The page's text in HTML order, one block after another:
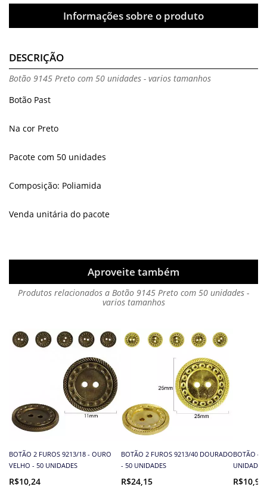
Informações sobre o produto
DESCRIÇÃO
Botão 9145 Preto com 50 unidades - varios tamanhos
Botão Past
Na cor Preto
Pacote com 50 unidades
Composição: Poliamida
Venda unitária do pacote
Aproveite também
Produtos relacionados a Botão 9145 Preto com 50 unidades -
varios tamanhos
BOTÃO 2 FUROS 9213/18 - OURO
VELHO - 50 UNIDADES
R$10,24
BOTÃO 2 FUROS 9213/40 DOURADO
- 50 UNIDADES
R$24,15
BOTÃO 4
R$10,93